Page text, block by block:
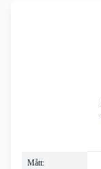
Mått: